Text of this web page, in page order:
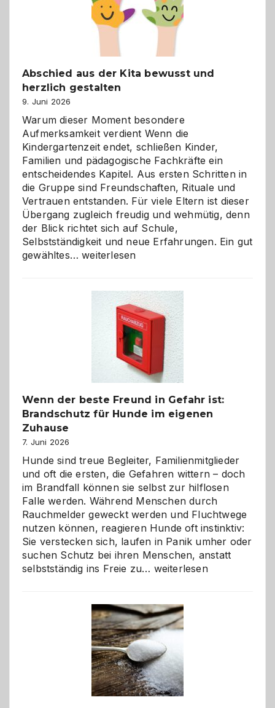
Abschied aus der Kita bewusst und
herzlich gestalten
9. Juni 2026
Warum dieser Moment besondere
Aufmerksamkeit verdient Wenn die
Kindergartenzeit endet, schließen Kinder,
Familien und pädagogische Fachkräfte ein
entscheidendes Kapitel. Aus ersten Schritten in
die Gruppe sind Freundschaften, Rituale und
Vertrauen entstanden. Für viele Eltern ist dieser
Übergang zugleich freudig und wehmütig, denn
der Blick richtet sich auf Schule,
Selbstständigkeit und neue Erfahrungen. Ein gut
gewähltes…Abschied
bewusst
herzlich
gestalten
weiterlesen
Wenn der beste Freund in Gefahr ist:
Brandschutz für Hunde im eigenen
Zuhause
7. Juni 2026
Hunde sind treue Begleiter, Familienmitglieder
und oft die ersten, die Gefahren wittern – doch
im Brandfall können sie selbst zur hilflosen
Falle werden. Während Menschen durch
Rauchmelder geweckt werden und Fluchtwege
nutzen können, reagieren Hunde oft instinktiv:
Sie verstecken sich, laufen in Panik umher oder
suchen Schutz bei ihren Menschen, anstatt
selbstständig ins Freie zu… Wenn
Freund
in
Gefahr
ist:
Brandschutz
für
Hunde
weiterlesen